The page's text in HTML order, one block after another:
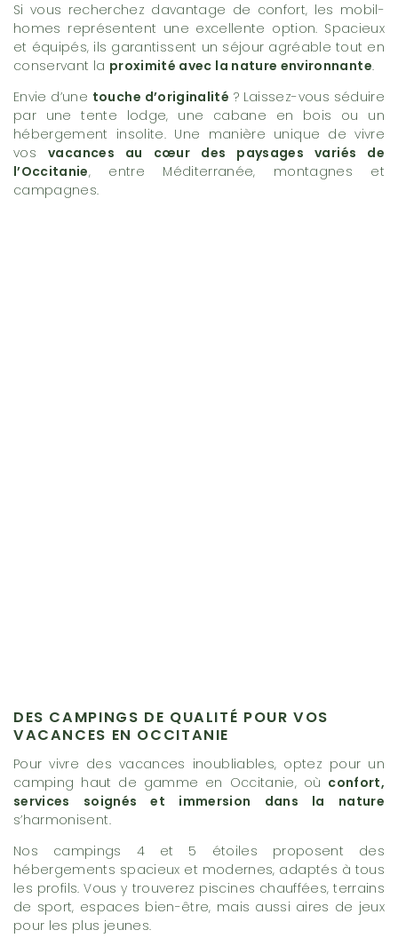
Si vous recherchez davantage de confort, les mobil-
homes représentent une excellente option. Spacieux
et équipés, ils garantissent un séjour agréable tout en
conservant la proximité avec la nature environnante.
Envie d’une touche d’originalité ? Laissez-vous séduire
par une tente lodge, une cabane en bois ou un
hébergement insolite. Une manière unique de vivre
vosvacances au cœur des paysages variés de
l’Occitanie, entre Méditerranée, montagnes et
campagnes.
DES CAMPINGS DE QUALITÉ POUR VOS
VACANCES EN OCCITANIE
Pour vivre des vacances inoubliables, optez pour un
camping haut de gamme en Occitanie, où confort,
services soignés et immersion dans la nature
s’harmonisent.
Nos campings 4 et 5 étoiles proposent des
hébergements spacieux et modernes, adaptés à tous
les profils. Vous y trouverez piscines chauffées, terrains
de sport, espaces bien-être, mais aussi aires de jeux
pour les plus jeunes.